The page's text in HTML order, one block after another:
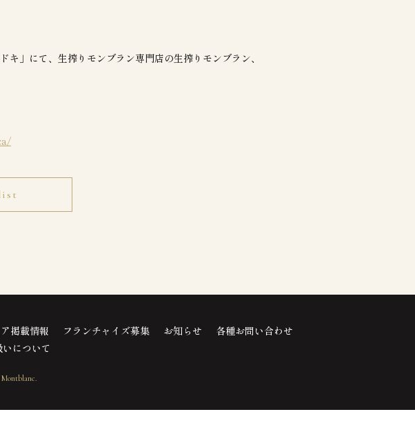
」にて、生搾りモンブラン専門店の生搾りモンブラン、
掲載情報 フランチャイズ募集 お知らせ
各種お問い合わせ
について